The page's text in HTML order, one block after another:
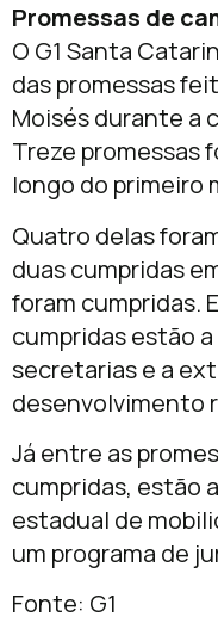
Promessas de
O G1 Santa
das promessas
Moisés durante a
Treze promessas
longo do primeiro
Quatro delas
duas cumpridas
foram cumpridas.
cumpridas estão
secretarias e a
desenvolvimento
Já entre as
cumpridas, estão
estadual de
um programa de
Fonte: G1